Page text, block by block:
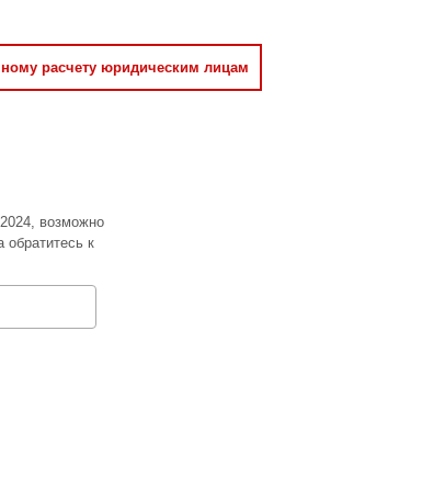
расчету юридическим лицам
возможно
обратитесь к